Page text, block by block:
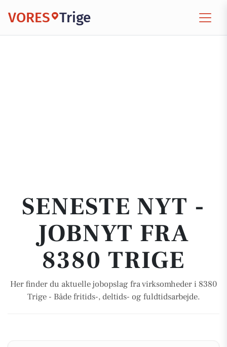
VORES Trige
SENESTE NYT -
JOBNYT FRA
8380 TRIGE
Her finder du aktuelle jobopslag fra virksomheder i 8380
Trige - Både fritids-, deltids- og fuldtidsarbejde.